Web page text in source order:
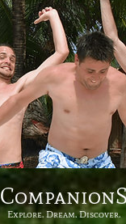
Explore. Dream. Discover.